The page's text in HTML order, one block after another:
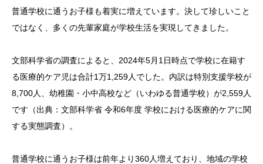
普通学校に通うお子様も着実に増えています。決して珍しいこと
ではなく、多くの先輩家庭が学校生活を実現してきました。
文部科学省の調査によると、2024年5月1日時点で学校に在籍す
る医療的ケア児は合計1万1,259人でした。内訳は特別支援学校が
8,700人、幼稚園・小中高校など（いわゆる普通学校）が2,559人
です（出典：文部科学省 令和6年度 学校における医療的ケアに関
する実態調査）。
普通学校に通うお子様は前年より360人増えており、地域の学校